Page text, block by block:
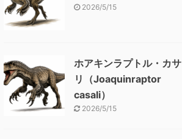
2026/5/15
ホアキンラプトル・カサ
リ（Joaquinraptor
casali）
2026/5/15